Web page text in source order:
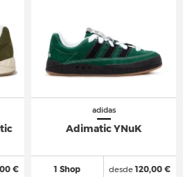
€
adidas
Adimatic YNuK
1 Shop desde120,00 €